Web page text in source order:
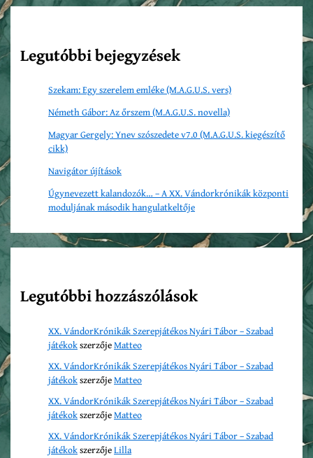
Legutóbbi bejegyzések
Szekam: Egy szerelem emléke (M.A.G.U.S. vers)
Németh Gábor: Az őrszem (M.A.G.U.S. novella)
Magyar Gergely: Ynev szószedete v7.0 (M.A.G.U.S. kiegészítő
cikk)
Navigátor újítások
Úgynevezett kalandozók… – A XX. Vándorkrónikák központi
moduljának második hangulatkeltője
Legutóbbi hozzászólások
XX. VándorKrónikák Szerepjátékos Nyári Tábor – Szabad
játékokszerzőjeMatteo
XX. VándorKrónikák Szerepjátékos Nyári Tábor – Szabad
játékokszerzőjeMatteo
XX. VándorKrónikák Szerepjátékos Nyári Tábor – Szabad
játékokszerzőjeMatteo
XX. VándorKrónikák Szerepjátékos Nyári Tábor – Szabad
játékokszerzőjeLilla